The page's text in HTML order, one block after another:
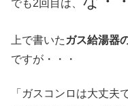
でも2回目は、
上で書いた ガス給湯器
ですが・・・
「ガスコンロは大丈夫